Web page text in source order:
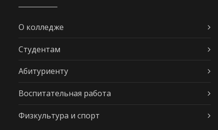
О колледже
Студентам
Абитуриенту
Воспитательная работа
Физкультура и спорт